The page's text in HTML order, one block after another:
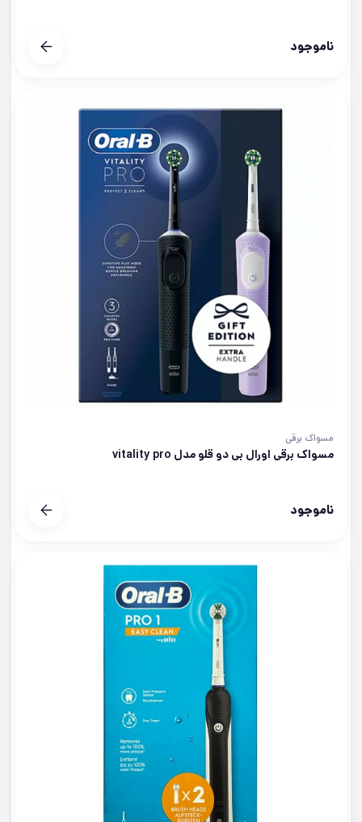
ناموجود
مسواک برقی
مسواک برقی اورال بی دو قلو مدل vitality pro
ناموجود